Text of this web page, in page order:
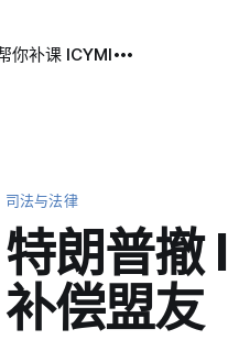
你补课 ICYMI
司法与法律
特朗普撤
补偿盟友